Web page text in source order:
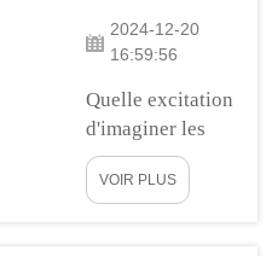
2024-12-20
16:59:56
Quelle excitation
d'imaginer les
choses
s'améliorer et
VOIR PLUS